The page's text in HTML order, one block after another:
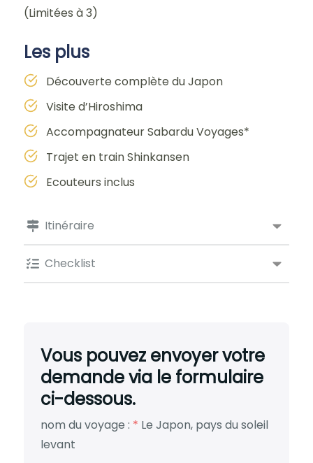
Itinéraire
Checklist
(Limitées à 3)
Les plus
Découverte complète du Japon
Visite d’Hiroshima
Accompagnateur Sabardu Voyages*
Trajet en train Shinkansen
Ecouteurs inclus
Vous pouvez envoyer votre
demande via le formulaire
ci-dessous.
nom du voyage : * Le Japon, pays du soleil
levant